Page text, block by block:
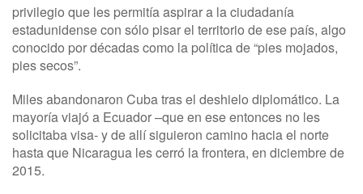
privilegio que les permitía aspirar a la ciudadanía
estadunidense con sólo pisar el territorio de ese país, algo
conocido por décadas como la política de “pies mojados,
pies secos”.
Miles abandonaron Cuba tras el deshielo diplomático. La
mayoría viajó a Ecuador –que en ese entonces no les
solicitaba visa- y de allí siguieron camino hacia el norte
hasta que Nicaragua les cerró la frontera, en diciembre de
2015.